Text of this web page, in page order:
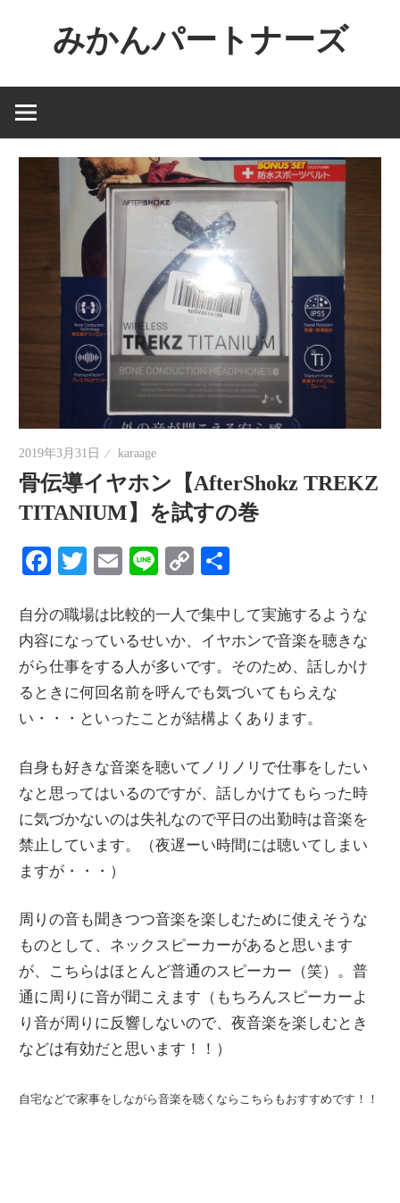
ン
へ
みかんパートナーズ
ー
ジ
ャ
を
世
界
へ
発
2019年3月31日 karaage
骨伝導イヤホン【AfterShokz TREKZ
TITANIUM】を試すの巻
Facebook
Twitter
EmailLineCopy
自分の職場は比較的一人で集中して実施するような
内容になっているせいか、イヤホンで音楽を聴きな
がら仕事をする人が多いです。そのため、話しかけ
るときに何回名前を呼んでも気づいてもらえな
い・・・といったことが結構よくあります。
自身も好きな音楽を聴いてノリノリで仕事をしたい
なと思ってはいるのですが、話しかけてもらった時
に気づかないのは失礼なので平日の出勤時は音楽を
禁止しています。（夜遅ーい時間には聴いてしまい
ますが・・・）
周りの音も聞きつつ音楽を楽しむために使えそうな
ものとして、ネックスピーカーがあると思います
が、こちらはほとんど普通のスピーカー（笑）。普
通に周りに音が聞こえます（もちろんスピーカーよ
り音が周りに反響しないので、夜音楽を楽しむとき
などは有効だと思います！！）
自宅などで家事をしながら音楽を聴くならこちらもおすすめです！！